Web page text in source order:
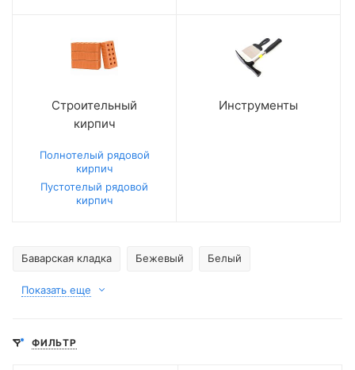
Строительный
кирпич
Полнотелый рядовой
кирпич
Пустотелый рядовой
кирпич
Инструменты
Баварская кладка Бежевый Белый
Показать еще
ФИЛЬТР